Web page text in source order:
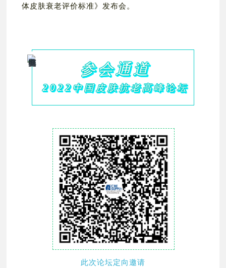
体皮肤衰老评价标准》发布会。
参会通道
2022中国皮肤抗老高峰论坛
此次论坛定向邀请